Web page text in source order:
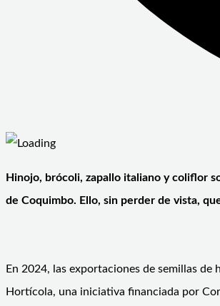
Hinojo, brócoli, zapallo italiano y coliflor
de Coquimbo. Ello, sin perder de vista,
En 2024, las exportaciones de semillas
Hortícola, una iniciativa financiada por